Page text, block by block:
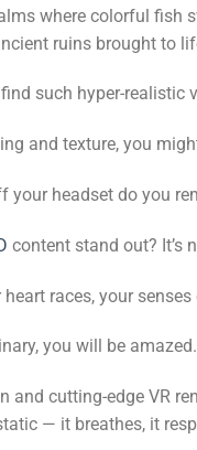
where colorful fish
ruins brought to
such hyper-
and texture, you
your headset do you
content stand out? It’s
heart races, your
you will be amazed.
and cutting-edge VR
— it breathes, it